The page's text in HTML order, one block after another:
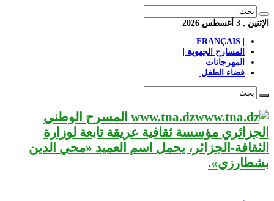
الإثنين , 3 أغسطس 2026
المسارح الجهوية |
المهرجانات |
فضاء الطفل |
www.tna.dz المسرح الوطني
الجزائري مؤسسة ثقافية عريقة تابعة لوزارة
الثقافة-الجزائر، يحمل اسم العميد «محي الدين
بشطارزي».